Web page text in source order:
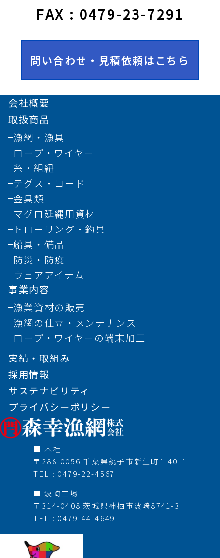
FAX : 0479-23-7291
問い合わせ・見積依頼はこちら
■ 本社
〒288-0056 千葉県銚子市新生町1-40-1
TEL : 0479-22-4567
■ 波崎工場
〒314-0408 茨城県神栖市波崎8741-3
TEL : 0479-44-4649
会社概要
取扱商品
漁網・漁具
ロープ・ワイヤー
糸・組紐
テグス・コード
金具類
マグロ延縄用資材
トローリング・釣具
船具・備品
防災・防疫
ウェアアイテム
事業内容
漁業資材の販売
漁網の仕立・メンテナンス
ロープ・ワイヤーの端末加工
実績・取組み
採用情報
サステナビリティ
プライバシーポリシー